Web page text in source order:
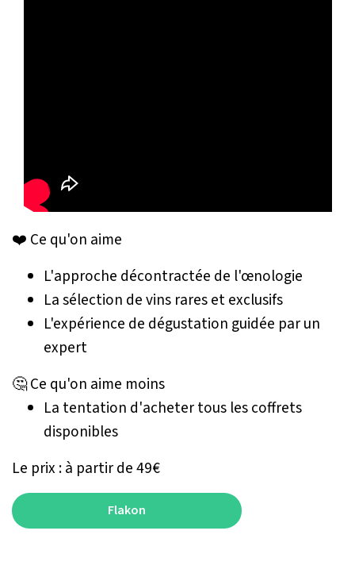
❤️ Ce qu'on aime
L'approche décontractée de l'œnologie
La sélection de vins rares et exclusifs
L'expérience de dégustation guidée par un
expert
🤔 Ce qu'on aime moins
La tentation d'acheter tous les coffrets
disponibles
Le prix : à partir de 49€
Flakon